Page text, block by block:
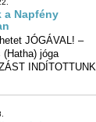
nyílt napot